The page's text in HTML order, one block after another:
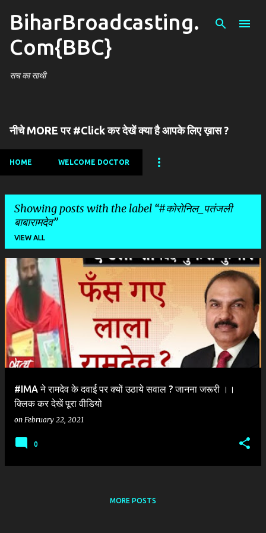
Skip to main content
BiharBroadcasting.
Com{BBC}
सच का साथी
नीचे MORE पर #Click कर देखें क्या है आपके लिए ख़ास ?
HOME WELCOME DOCTOR
Showing posts with the label #कोरोनिल_पतंजली
बाबारामदेव
VIEW ALL
o
s
s
#IMA ने रामदेव के दवाई पर क्यों उठाये सवाल ? जानना जरूरी ।।
क्लिक कर देखें पूरा वीडियो
on February 22, 2021
0
MORE POSTS